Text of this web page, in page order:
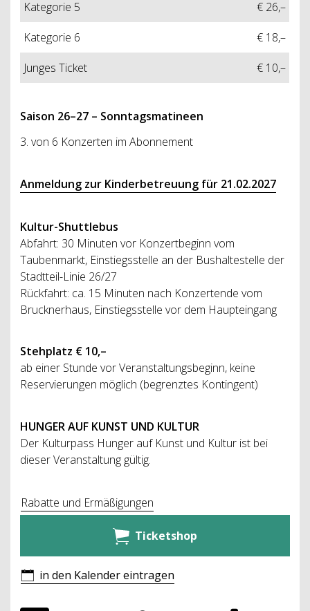
Kategorie 5
€ 26,–
Kategorie 6
€ 18,–
Junges Ticket
€ 10,–
Saison 26–27 – Sonntagsmatineen
3. von 6 Konzerten im Abonnement
Anmeldung zur Kinderbetreuung für 21.02.2027
Kultur-Shuttlebus
Abfahrt: 30 Minuten vor Konzertbeginn vom
Taubenmarkt, Einstiegsstelle an der Bushaltestelle der
Stadtteil-Linie 26/27
Rückfahrt: ca. 15 Minuten nach Konzertende vom
Brucknerhaus, Einstiegsstelle vor dem Haupteingang
Stehplatz € 10,–
ab einer Stunde vor Veranstaltungsbeginn, keine
Reservierungen möglich (begrenztes Kontingent)
HUNGER AUF KUNST UND KULTUR
Der Kulturpass Hunger auf Kunst und Kultur ist bei
dieser Veranstaltung gültig.
Rabatte und Ermäßigungen
Ticketshop
in den Kalender eintragen